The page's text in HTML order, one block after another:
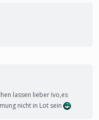
lassen lieber Ivo,es
nicht in Lot sein